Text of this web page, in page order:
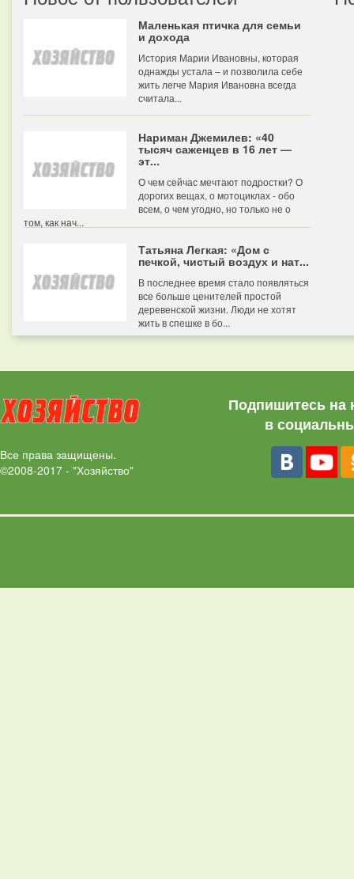
Маленькая птичка для семьи
и дохода
История Марии Ивановны, которая
однажды устала – и позволила себе
жить легче Мария Ивановна всегда
считала...
Нариман Джемилев: «40
тысяч саженцев в 16 лет —
эт...
О чем сейчас мечтают подростки? О
дорогих вещах, о мотоциклах - обо
всем, о чем угодно, но только не о
том, как нач...
Татьяна Легкая: «Дом с
печкой, чистый воздух и нат...
В последнее время стало появляться
все больше ценителей простой
деревенской жизни. Люди не хотят
жить в спешке в бо...
Все права защищены.
©2008-2017 - "Хозяйство"
Подпишитесь на
в